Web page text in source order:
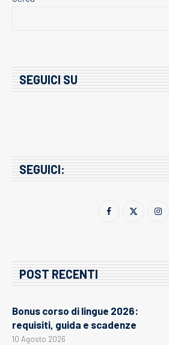
SEGUICI SU
SEGUICI:
POST RECENTI
Bonus corso di lingue 2026:
requisiti, guida e scadenze
10 Agosto 2026